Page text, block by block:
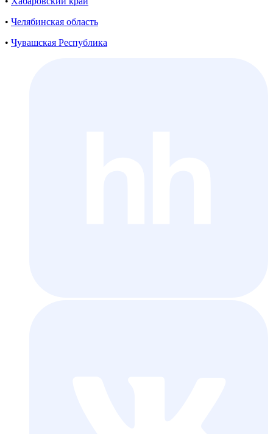
• Челябинская область
• Чувашская Республика